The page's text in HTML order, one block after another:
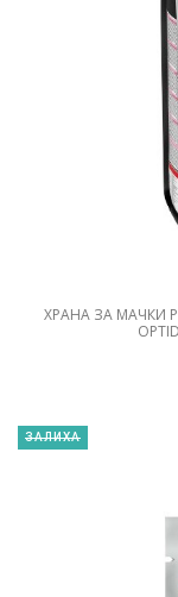
ХРАНА ЗА МАЧКИ
ЗАЛИХА